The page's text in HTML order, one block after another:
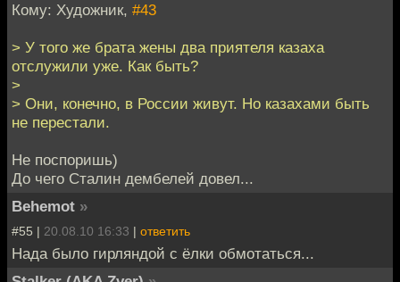
Кому: Художник, #43
> У того же брата жены два приятеля казаха
отслужили уже. Как быть?
>
> Они, конечно, в России живут. Но казахами быть
не перестали.
Не поспоришь)
До чего Сталин дембелей довел...
Behemot »
#55 | 20.08.10 16:33 | ответить
Нада было гирляндой с ёлки обмотаться...